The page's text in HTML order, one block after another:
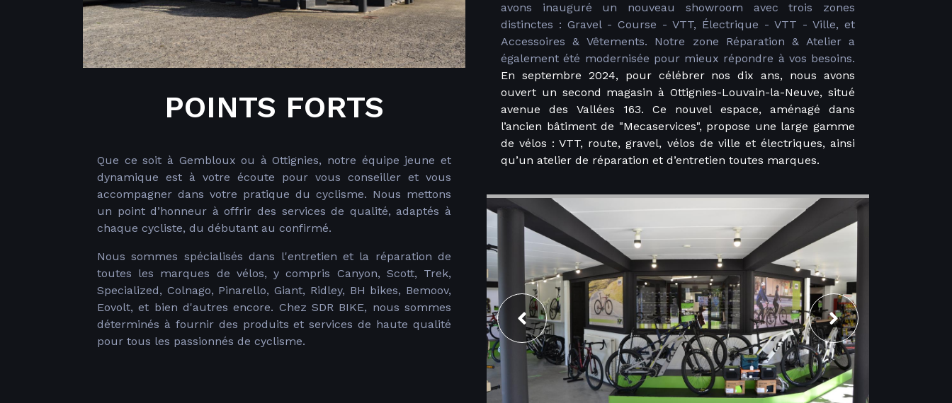
POINTS FORTS
Que ce soit à Gembloux ou à Ottignies, notre équipe jeune et
dynamique est à votre écoute pour vous conseiller et vous
accompagner dans votre pratique du cyclisme. Nous mettons
un point d’honneur à offrir des services de qualité, adaptés à
chaque cycliste, du débutant au confirmé.
Nous sommes spécialisés dans l'entretien et la réparation de
toutes les marques de vélos, y compris Canyon, Scott, Trek,
Specialized, Colnago, Pinarello, Giant, Ridley, BH bikes, Bemoov,
Eovolt, et bien d'autres encore. Chez SDR BIKE, nous sommes
déterminés à fournir des produits et services de haute qualité
pour tous les passionnés de cyclisme.
avons inauguré un nouveau showroom avec trois zones
distinctes : Gravel - Course - VTT, Électrique - VTT - Ville, et
Accessoires & Vêtements. Notre zone Réparation & Atelier a
également été modernisée pour mieux répondre à vos besoins.
En septembre 2024, pour célébrer nos dix ans, nous avons
ouvert un second magasin à Ottignies-Louvain-la-Neuve, situé
avenue des Vallées 163. Ce nouvel espace, aménagé dans
l’ancien bâtiment de "Mecaservices", propose une large gamme
de vélos : VTT, route, gravel, vélos de ville et électriques, ainsi
qu’un atelier de réparation et d’entretien toutes marques.